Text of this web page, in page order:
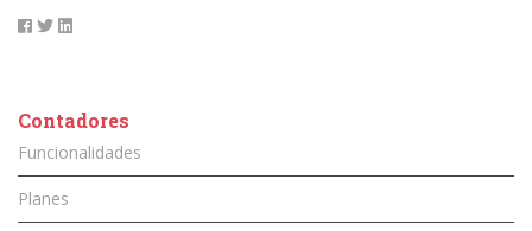
Contadores
Funcionalidades
Planes